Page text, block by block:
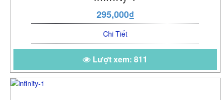
295,000₫
Chi Tiết
Lượt xem: 811